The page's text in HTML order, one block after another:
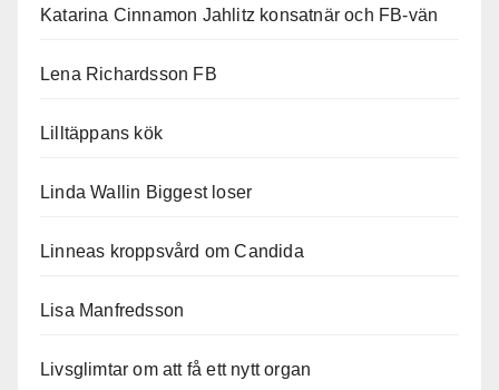
Katarina Cinnamon Jahlitz konsatnär och FB-vän
Lena Richardsson FB
Lilltäppans kök
Linda Wallin Biggest loser
Linneas kroppsvård om Candida
Lisa Manfredsson
Livsglimtar om att få ett nytt organ